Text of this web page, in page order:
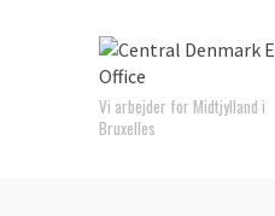
Vi arbejder for Midtjylland i
Bruxelles